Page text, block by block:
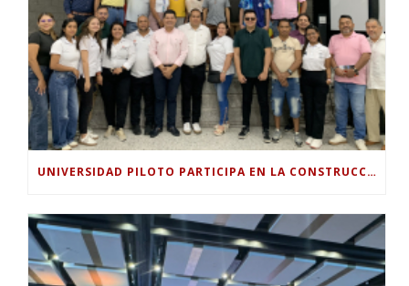
UNIVERSIDAD PILOTO PARTICIPA EN LA CONSTRUCCIÓN DEL PLAN SECTORIAL DE TURISMO 2026-2030